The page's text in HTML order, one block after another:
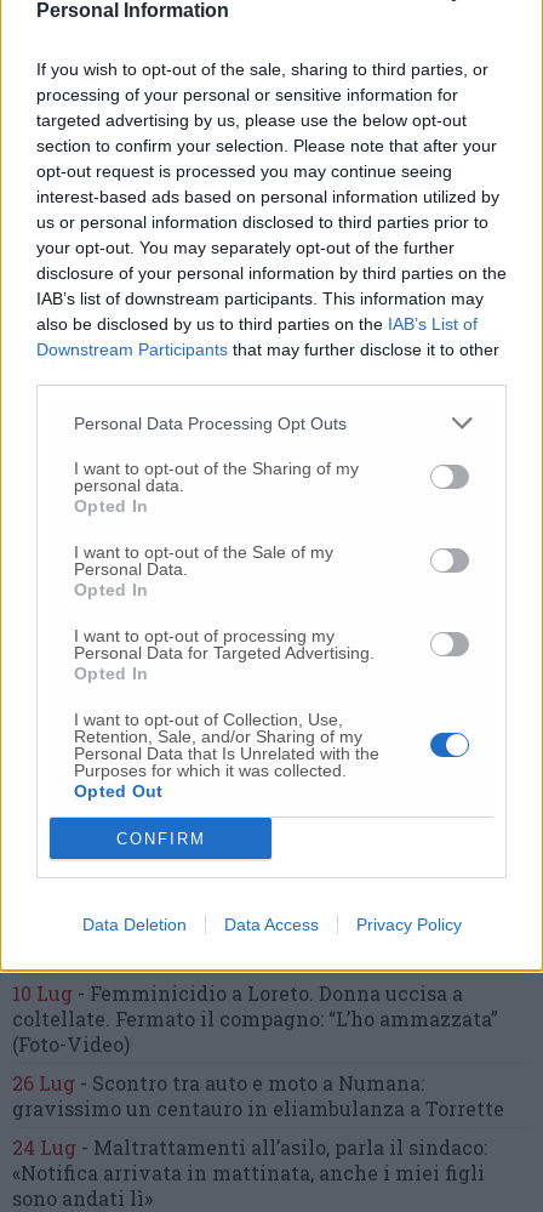
Personal Information
If you wish to opt-out of the sale, sharing to third parties, or
processing of your personal or sensitive information for
targeted advertising by us, please use the below opt-out
section to confirm your selection. Please note that after your
opt-out request is processed you may continue seeing
interest-based ads based on personal information utilized by
us or personal information disclosed to third parties prior to
your opt-out. You may separately opt-out of the further
disclosure of your personal information by third parties on the
IAB’s list of downstream participants. This information may
also be disclosed by us to third parties on the IAB’s List of
Downstream Participants that may further disclose it to other
Personal Data Processing Opt Outs
I want to opt-out of the Sharing of my
personal data.
Opted In
I want to opt-out of the Sale of my
Personal Data.
Opted In
I want to opt-out of processing my
Personal Data for Targeted Advertising.
Opted In
I want to opt-out of Collection, Use,
Retention, Sale, and/or Sharing of my
Personal Data that Is Unrelated with the
Purposes for which it was collected.
Opted Out
CONFIRM
Data Deletion Data Access Privacy Policy
© RIPRODUZIONE RISERVATA
Vai alla home
Commenti
Nessun commento presente
Commenta
Commenta l'articolo
Gli articoli più letti
24 Lug-Bimbi costretti a colpirsi da soli
-Luigia Fortunato,l’ennesimo femminicidio:
10 Lug - Femminicidio a Loreto. Donna uccisa a
coltellate. Fermato il compagno: “L’ho ammazzata”
(Foto-Video)
26 Lug - Scontro tra auto e moto a Numana:
gravissimo un centauro in eliambulanza a Torrette
24 Lug - Maltrattamenti all’asilo, parla il sindaco:
«Notifica arrivata in mattinata, anche i miei figli
sono andati lì»